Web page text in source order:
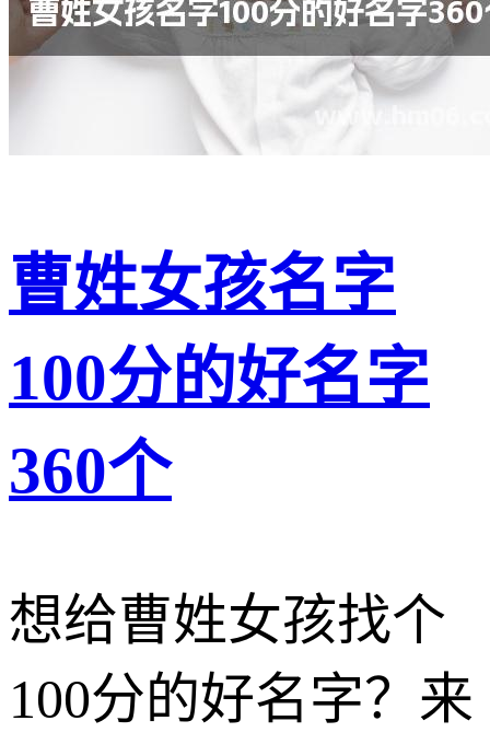
曹姓女孩名字
100分的好名字
360个
想给曹姓女孩找个
100分的好名字？来